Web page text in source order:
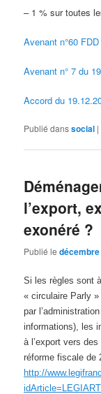
– 1 % sur toutes
Avenant n°60 FDD
Avenant n° 7 du
Accord du
Publié danssocial |
l’export,
exonéré ?
Publié le
Si les règles sont
« circulaire Parly
par
informations), les
à l’export vers
réforme fiscale de
http://